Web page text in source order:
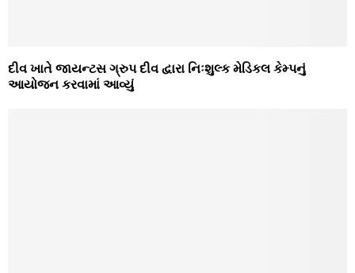
દીવ ખાતે જાયન્‍ટસ ગ્રુપ દીવ દ્વારા નિઃશુલ્‍ક મેડિકલ કેમ્‍પનું
આયોજન કરવામાં આવ્‍યું